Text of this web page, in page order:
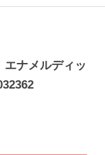
ナメルディッ